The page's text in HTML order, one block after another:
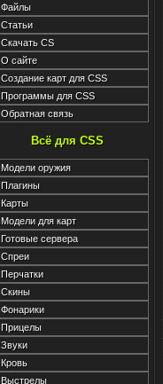
Файлы
Статьи
Скачать CS
О сайте
Создание карт для CSS
Программы для CSS
Обратная связь
Всё для CSS
Модели оружия
Плагины
Карты
Модели для карт
Готовые сервера
Спреи
Перчатки
Скины
Фонарики
Прицелы
Звуки
Кровь
Выстрелы